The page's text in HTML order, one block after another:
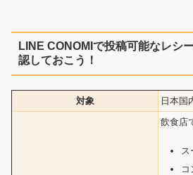
LINE CONOMIで投稿可能なレシ
認しておこう！
対象 日本国
飲食店
ス
コ